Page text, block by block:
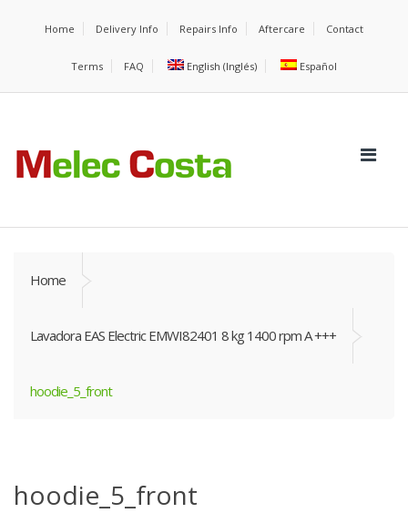
Home Delivery Info Repairs Info Aftercare Contact
Terms FAQ English (Inglés) Español
Home
Lavadora EAS Electric EMWI82401 8 kg 1400 rpm A +++
hoodie_5_front
hoodie_5_front